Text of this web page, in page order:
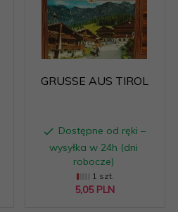
GRUSSE AUS TIROL
Dostępne od ręki –
wysyłka w 24h (dni
robocze)
1 szt.
5,05 PLN